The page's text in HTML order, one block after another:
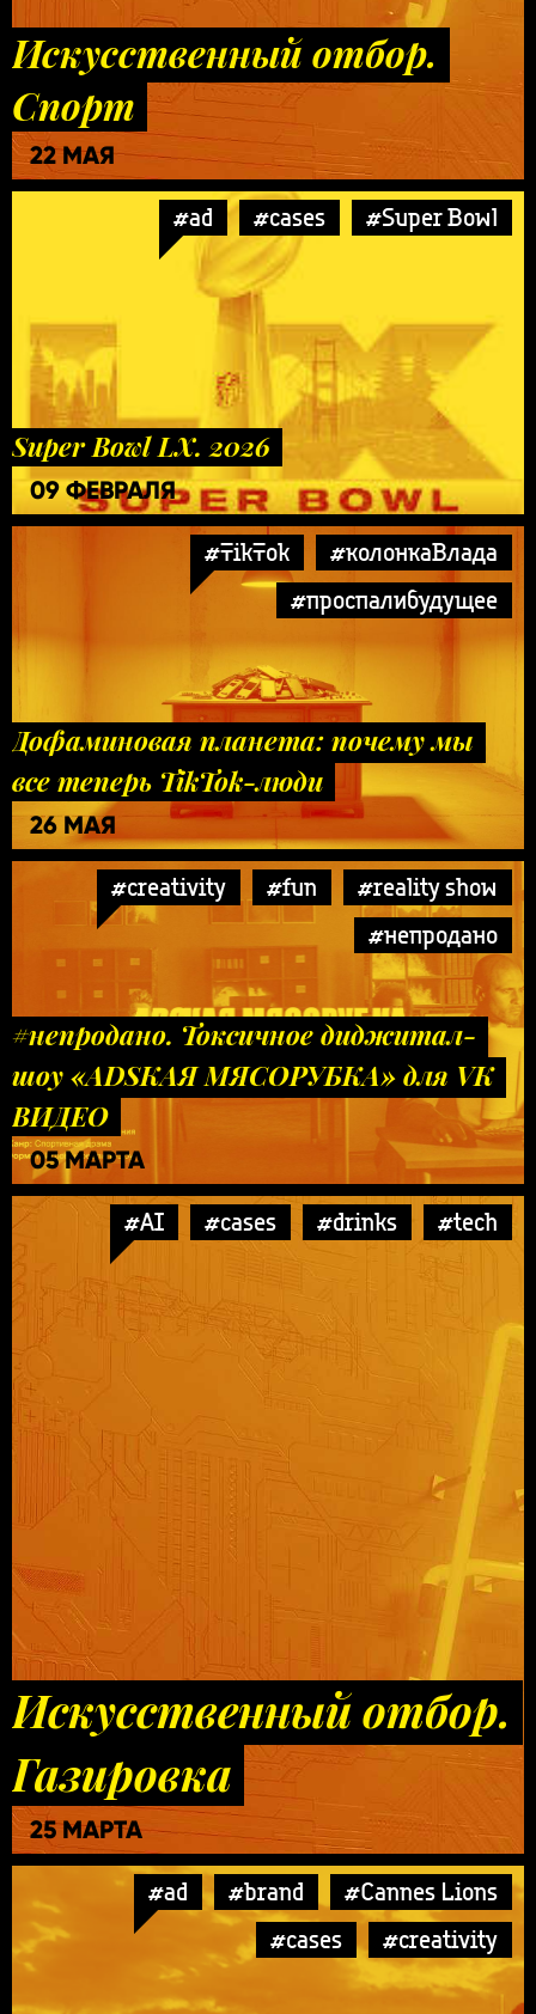
Искусственный отбор.
Спорт
22 МАЯ
#ad #cases #Super Bowl
Super Bowl LX. 2026
09 ФЕВРАЛЯ
#TikTok
#колонкаВлада
#проспалибудущее
Дофаминовая планета: почему мы
все теперь TikTok-люди
26 МАЯ
#creativity #fun
#reality show
#непродано
#непродано. Токсичное диджитал-
шоу «ADSКАЯ МЯСОРУБКА» для VK
ВИДЕО
05 МАРТА
#AI #cases #drinks #tech
Искусственный отбор.
Газировка
25 МАРТА
#ad #brand
#Cannes Lions
#cases
#creativity